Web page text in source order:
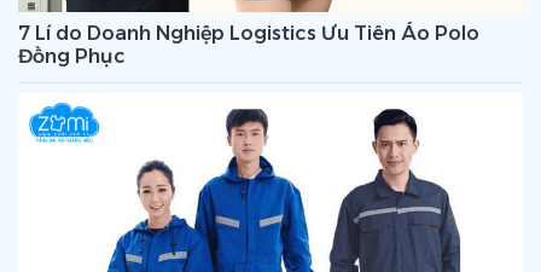
7 Lí do Doanh Nghiệp Logistics Ưu Tiên Áo Polo
Đồng Phục